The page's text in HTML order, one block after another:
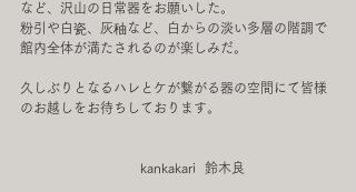
など、沢山の日常器をお願いした。
粉引や白瓷、灰秞など、白からの淡い多層の階調で
館内全体が満たされるのが楽しみだ。
久しぶりとなるハレとケが繋がる器の空間にて皆様
のお越しをお待ちしております。
kankakari  鈴木良